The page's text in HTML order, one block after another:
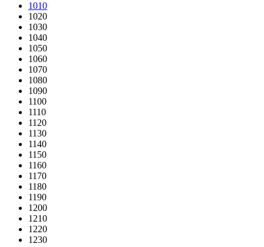
1010
1020
1030
1040
1050
1060
1070
1080
1090
1100
1110
1120
1130
1140
1150
1160
1170
1180
1190
1200
1210
1220
1230